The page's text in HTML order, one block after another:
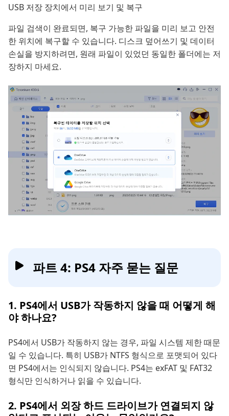
USB 저장 장치에서 미리 보기 및 복구
파일 검색이 완료되면, 복구 가능한 파일을 미리 보고 안전
한 위치에 복구할 수 있습니다. 디스크 덮어쓰기 및 데이터
손실을 방지하려면, 원래 파일이 있었던 동일한 폴더에는 저
장하지 마세요.
파트 4: PS4 자주 묻는 질문
1. PS4에서 USB가 작동하지 않을 때 어떻게 해
야 하나요?
PS4에서 USB가 작동하지 않는 경우, 파일 시스템 제한 때문
일 수 있습니다. 특히 USB가 NTFS 형식으로 포맷되어 있다
면 PS4에서는 인식되지 않습니다. PS4는 exFAT 및 FAT32
형식만 인식하거나 읽을 수 있습니다.
2. PS4에서 외장 하드 드라이브가 연결되지 않